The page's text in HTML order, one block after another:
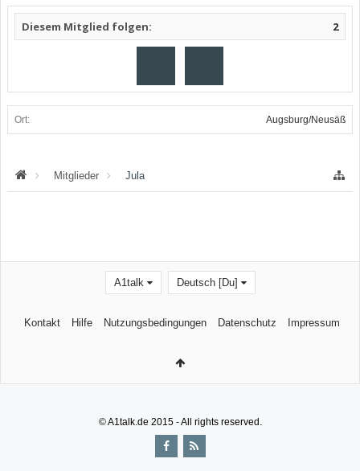
Diesem Mitglied folgen: 2
Ort: Augsburg/Neusäß
Mitglieder Jula
A1talk Deutsch [Du]
Kontakt Hilfe Nutzungsbedingungen Datenschutz Impressum
© A1talk.de 2015 - All rights reserved.